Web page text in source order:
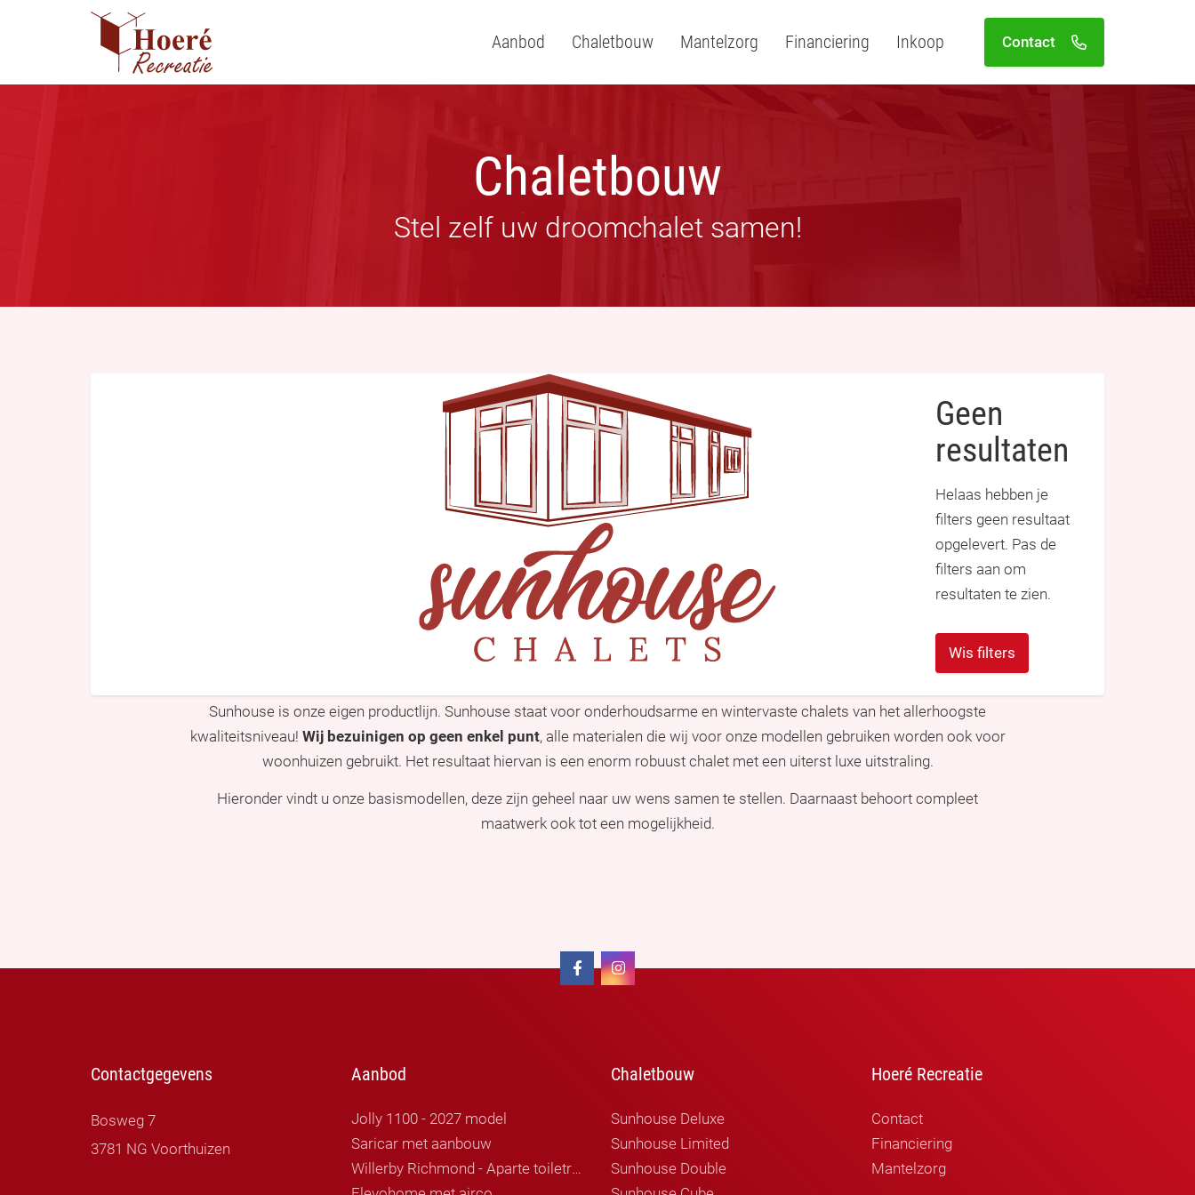
Chaletbouw
Stel zelf uw droomchalet samen!
Sunhouse is onze eigen productlijn. Sunhouse staat voor onderhoudsarme en wintervaste chalets van het allerhoogste
kwaliteitsniveau! Wij bezuinigen op geen enkel punt, alle materialen die wij voor onze modellen gebruiken worden ook voor
woonhuizen gebruikt. Het resultaat hiervan is een enorm robuust chalet met een uiterst luxe uitstraling.
Hieronder vindt u onze basismodellen, deze zijn geheel naar uw wens samen te stellen. Daarnaast behoort compleet
maatwerk ook tot een mogelijkheid.
Geen
resultaten
Helaas hebben je
filters geen resultaat
opgelevert. Pas de
filters aan om
resultaten te zien.
Wis filters
Contact
Aanbod Chaletbouw Mantelzorg Financiering Inkoop
Contactgegevens
Bosweg 7
3781 NG Voorthuizen
Aanbod
Jolly 1100 - 2027 model
Saricar met aanbouw
Willerby Richmond - Aparte toiletruimte
Chaletbouw
Sunhouse Deluxe
Sunhouse Limited
Sunhouse Double
Hoeré Recreatie
Contact
Financiering
Mantelzorg